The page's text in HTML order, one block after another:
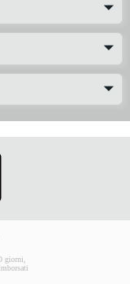
giorni,